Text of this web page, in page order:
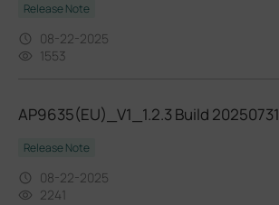
Release Note
08-22-2025
1553
AP9635(EU)_V1_1.2.3 Build 20250731
Release Note
08-22-2025
2241